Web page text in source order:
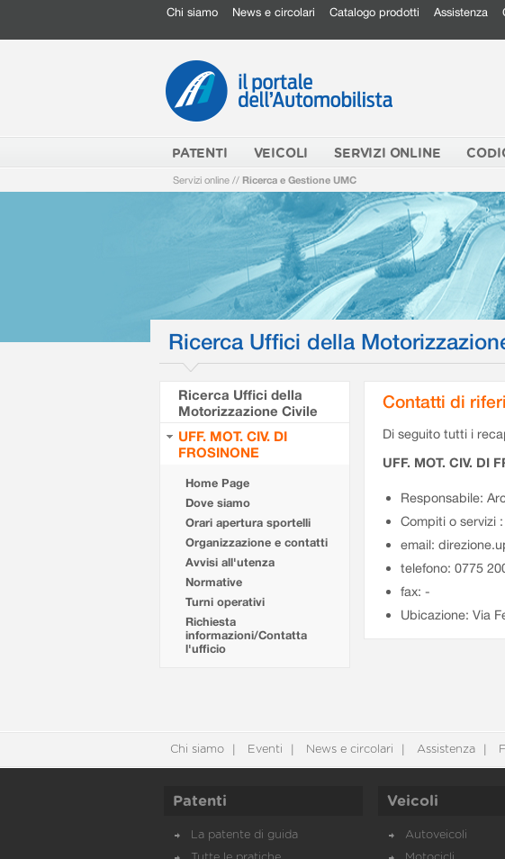
Chi siamo News e circolari Catalogo prodotti Assistenza
PATENTI VEICOLI SERVIZI ONLINE
Servizi online // Ricerca e Gestione UMC
Ricerca Uffici della
Ricerca Uffici della
Motorizzazione Civile
UFF. MOT. CIV. DI
FROSINONE
Home Page
Dove siamo
Orari apertura sportelli
Organizzazione e contatti
Avvisi all'utenza
Normative
Turni operativi
Richiesta
informazioni/Contatta
l'ufficio
Contatti di
Di seguito tutti i
UFF. MOT. CIV. DI
Responsabile:
Compiti o servizi
email:
telefono: 0775
fax: -
Ubicazione: Via
Chi siamo Eventi News e circolari Assistenza
Patenti
La patente di guida
Veicoli
Autoveicoli